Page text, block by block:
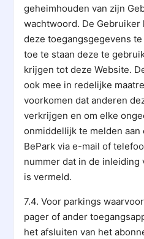
geheimhouden van zijn
wachtwoord. De
deze toegangsgegevens
toe te staan deze te
krijgen tot deze Website.
ook mee in redelijke
voorkomen dat anderen
verkrijgen en om elke
onmiddellijk te melden aan
BePark via e-mail of
nummer dat in de inleiding
is vermeld.
7.4. Voor parkings
pager of ander
het afsluiten van het